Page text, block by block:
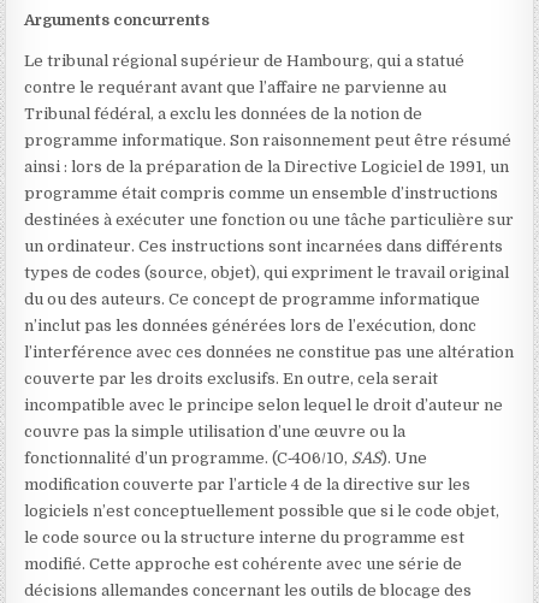
Arguments concurrents
Le tribunal régional supérieur de Hambourg, qui a statué
contre le requérant avant que l’affaire ne parvienne au
Tribunal fédéral, a exclu les données de la notion de
programme informatique. Son raisonnement peut être résumé
ainsi : lors de la préparation de la Directive Logiciel de 1991, un
programme était compris comme un ensemble d’instructions
destinées à exécuter une fonction ou une tâche particulière sur
un ordinateur. Ces instructions sont incarnées dans différents
types de codes (source, objet), qui expriment le travail original
du ou des auteurs. Ce concept de programme informatique
n’inclut pas les données générées lors de l’exécution, donc
l’interférence avec ces données ne constitue pas une altération
couverte par les droits exclusifs. En outre, cela serait
incompatible avec le principe selon lequel le droit d’auteur ne
couvre pas la simple utilisation d’une œuvre ou la
fonctionnalité d’un programme. (C‑406/10, SAS). Une
modification couverte par l’article 4 de la directive sur les
logiciels n’est conceptuellement possible que si le code objet,
le code source ou la structure interne du programme est
modifié. Cette approche est cohérente avec une série de
décisions allemandes concernant les outils de blocage des